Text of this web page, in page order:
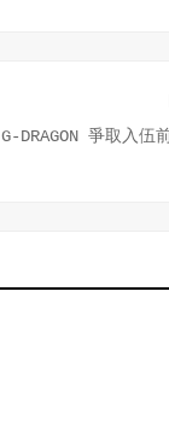
G-DRAGON 爭取入